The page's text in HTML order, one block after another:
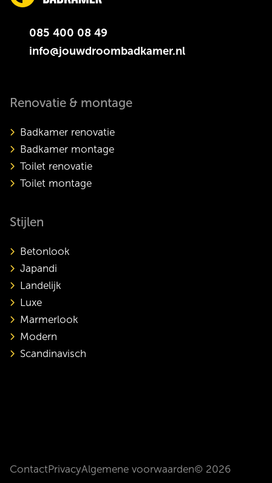
085 400 08 49
info@jouwdroombadkamer.nl
Renovatie & montage
Badkamer renovatie
Badkamer montage
Toilet renovatie
Toilet montage
Stijlen
Betonlook
Japandi
Landelijk
Luxe
Marmerlook
Modern
Scandinavisch
ContactPrivacyAlgemene voorwaarden© 2026